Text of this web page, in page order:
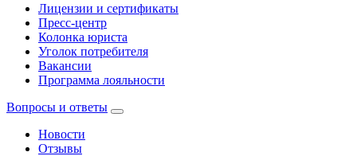
Лицензии и сертификаты
Пресс-центр
Колонка юриста
Уголок потребителя
Вакансии
Программа лояльности
Вопросы и ответы
Новости
Отзывы